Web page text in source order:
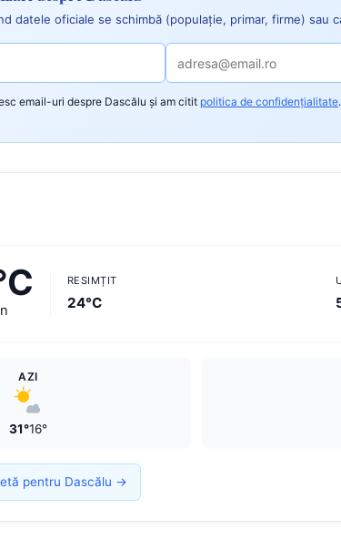
datele oficiale se schimbă (populație, primar, firme) sau
email-uri despre Dascălu și am citit politica de confidențialitate.
RESIMȚIT
24°C
AZI
31°16°
pentru Dascălu →